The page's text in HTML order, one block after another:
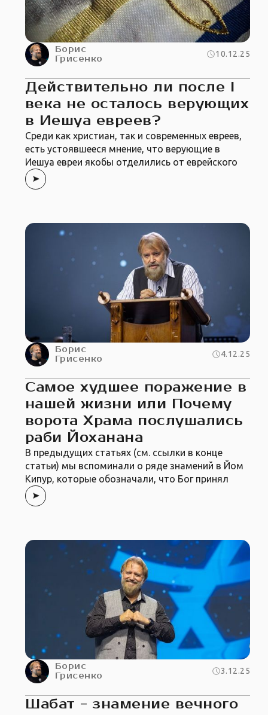
Борис
Грисенко
10.12.25
Действительно ли после I
века не осталось верующих
в Иешуа евреев?
Среди как христиан, так и современных евреев,
есть устоявшееся мнение, что верующие в
Иешуа евреи якобы отделились от еврейского
Борис
Грисенко
4.12.25
Самое худшее поражение в
нашей жизни или Почему
ворота Храма послушались
раби Йоханана
В предыдущих статьях (см. ссылки в конце
статьи) мы вспоминали о ряде знамений в Йом
Кипур, которые обозначали, что Бог принял
Борис
Грисенко
3.12.25
Шабат - знамение вечного